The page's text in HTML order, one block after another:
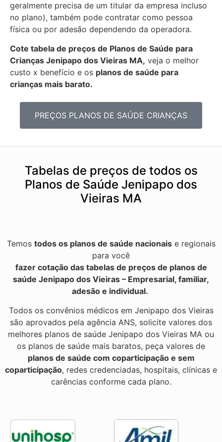
geralmente precisa de um titular da empresa incluso
no plano), também pode contratar como pessoa
física ou por adesão dependendo da operadora.
Cote tabela de preços de Planos de Saúde para
Crianças Jenipapo dos Vieiras MA, veja o melhor
custo x benefício e os planos de saúde para
crianças mais barato.
PREÇOS PLANOS DE SAÚDE CRIANÇAS
Tabelas de preços de todos os
Planos de Saúde Jenipapo dos
Vieiras MA
Temos todos os planos de saúde nacionaise regionais
para você
fazer cotação das tabelas de preços de planos de
saúde Jenipapo dos Vieiras – Empresarial, familiar,
adesão e individual.
Todos os convênios médicos em Jenipapo dos Vieiras
são aprovados pela agência ANS, solicite valores dos
melhores planos de saúde Jenipapo dos Vieiras MA ou
os planos de saúde mais baratos, peça valores de
planos de saúde com coparticipação e sem
coparticipação, redes credenciadas, hospitais, clínicas e
carências conforme cada plano.